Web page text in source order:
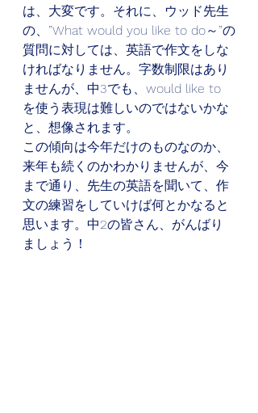
は、大変です。それに、ウッド先生
の、”What would you like to do～”の
質問に対しては、英語で作文をしな
ければなりません。字数制限はあり
ませんが、中3でも、would like to
を使う表現は難しいのではないかな
と、想像されます。
この傾向は今年だけのものなのか、
来年も続くのかわかりませんが、今
まで通り、先生の英語を聞いて、作
文の練習をしていけば何とかなると
思います。中2の皆さん、がんばり
ましょう！